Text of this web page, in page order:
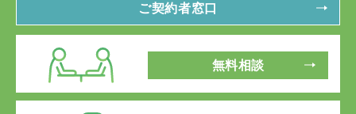
ご契約者窓口
無料相談